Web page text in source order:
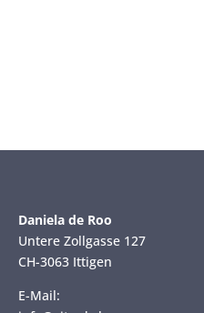
Daniela de Roo
Untere Zollgasse 127
CH-3063 Ittigen
E-Mail: